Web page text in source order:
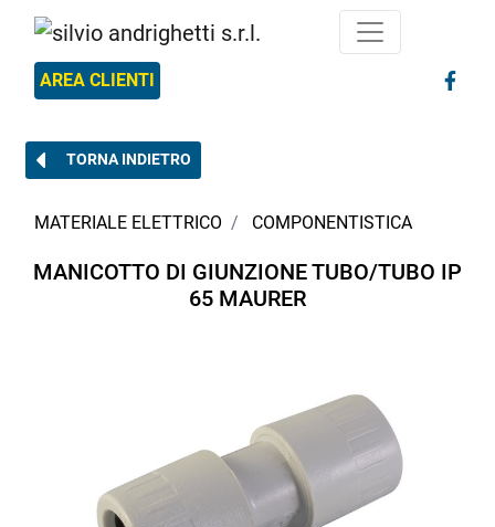
AREA CLIENTI
TORNA INDIETRO
MATERIALE ELETTRICO COMPONENTISTICA
MANICOTTO DI GIUNZIONE TUBO/TUBO IP
65 MAURER